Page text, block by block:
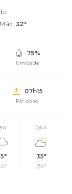
Máx. 32°
75%
Umidade
07h15
Pôr do sol
QUA
35°
24°